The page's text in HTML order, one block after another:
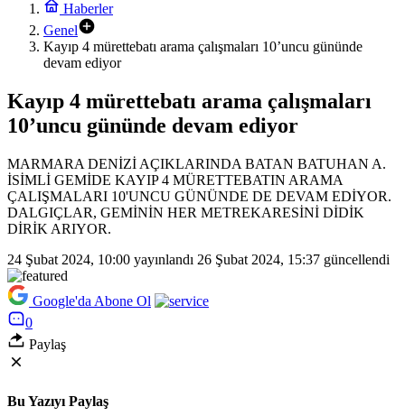
Haberler
Genel
Kayıp 4 mürettebatı arama çalışmaları 10’uncu gününde
devam ediyor
Kayıp 4 mürettebatı arama çalışmaları
10’uncu gününde devam ediyor
MARMARA DENİZİ AÇIKLARINDA BATAN BATUHAN A.
İSİMLİ GEMİDE KAYIP 4 MÜRETTEBATIN ARAMA
ÇALIŞMALARI 10'UNCU GÜNÜNDE DE DEVAM EDİYOR.
DALGIÇLAR, GEMİNİN HER METREKARESİNİ DİDİK
DİRİK ARIYOR.
24 Şubat 2024, 10:00 yayınlandı 26 Şubat 2024, 15:37 güncellendi
Google'da Abone Ol
0
Paylaş
Bu Yazıyı Paylaş